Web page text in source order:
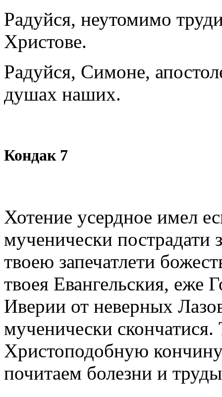
Радуйся, неутомимо
Христове.
Радуйся, Симоне,
душах наших.
Кондак 7
Хотение усердное имел
мученически
твоею запечатлети
твоея Евангельския, еже
Иверии от неверных
мученически
Христоподобную
почитаем болезни и